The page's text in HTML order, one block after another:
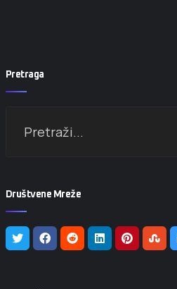
Pretraga
Društvene Mreže